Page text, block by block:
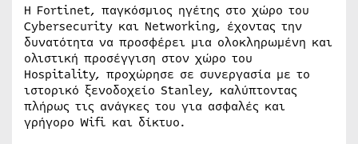
H Fortinet, παγκόσμιος ηγέτης στο χώρο του
Cybersecurity και Networking, έχοντας την
δυνατότητα να προσφέρει μια ολοκληρωμένη και
ολιστική προσέγγιση στον χώρο του
Hospitality, προχώρησε σε συνεργασία με το
ιστορικό ξενοδοχείο Stanley, καλύπτοντας
πλήρως τις ανάγκες του για ασφαλές και
γρήγορο Wifi και δίκτυο.